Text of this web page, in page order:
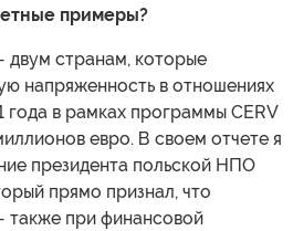
примеры?
странам, которые
напряженность в отношениях
в рамках программы CERV
евро. В своем отчете я
президента польской НПО
прямо признал, что
также при финансовой